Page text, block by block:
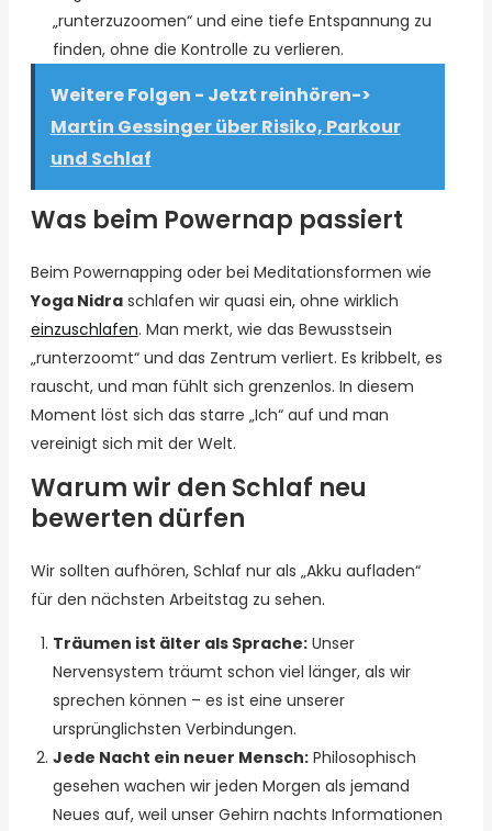
„runterzuzoomen“ und eine tiefe Entspannung zu
finden, ohne die Kontrolle zu verlieren.
Weitere Folgen - Jetzt reinhören->
Martin Gessinger über Risiko, Parkour
und Schlaf
Was beim Powernap passiert
Beim Powernapping oder bei Meditationsformen wie
Yoga Nidraschlafen wir quasi ein, ohne wirklich
einzuschlafen. Man merkt, wie das Bewusstsein
„runterzoomt“ und das Zentrum verliert. Es kribbelt, es
rauscht, und man fühlt sich grenzenlos. In diesem
Moment löst sich das starre „Ich“ auf und man
vereinigt sich mit der Welt.
Warum wir den Schlaf neu
bewerten dürfen
Wir sollten aufhören, Schlaf nur als „Akku aufladen“
für den nächsten Arbeitstag zu sehen.
Träumen ist älter als Sprache:Unser
Nervensystem träumt schon viel länger, als wir
sprechen können – es ist eine unserer
ursprünglichsten Verbindungen.
Jede Nacht ein neuer Mensch:Philosophisch
gesehen wachen wir jeden Morgen als jemand
Neues auf, weil unser Gehirn nachts Informationen